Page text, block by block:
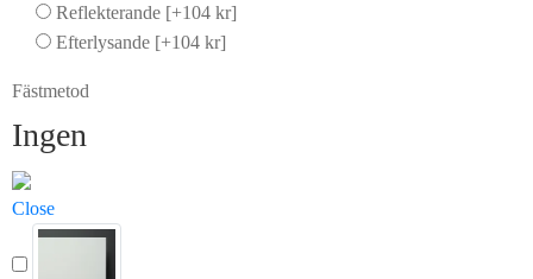
Reflekterande [+104 kr]
Efterlysande [+104 kr]
Fästmetod
Ingen
Close